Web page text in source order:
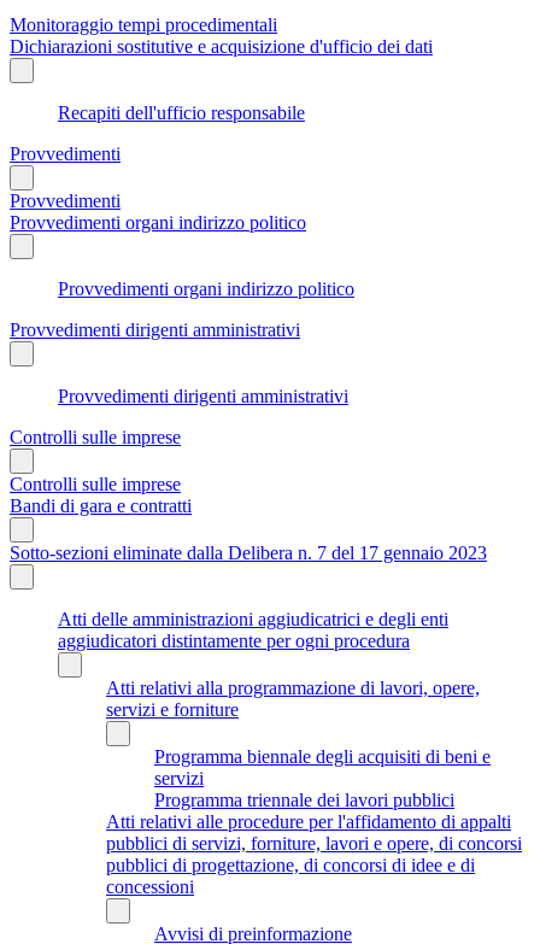
Monitoraggio tempi procedimentali
Dichiarazioni sostitutive e acquisizione d'ufficio dei dati
Recapiti dell'ufficio responsabile
Provvedimenti
Provvedimenti
Provvedimenti organi indirizzo politico
Provvedimenti organi indirizzo politico
Provvedimenti dirigenti amministrativi
Provvedimenti dirigenti amministrativi
Controlli sulle imprese
Controlli sulle imprese
Bandi di gara e contratti
Sotto-sezioni eliminate dalla Delibera n. 7 del 17 gennaio 2023
Atti delle amministrazioni aggiudicatrici e degli enti
aggiudicatori distintamente per ogni procedura
Atti relativi alla programmazione di lavori, opere,
servizi e forniture
Programma biennale degli acquisiti di beni e
servizi
Programma triennale dei lavori pubblici
Atti relativi alle procedure per l'affidamento di appalti
pubblici di servizi, forniture, lavori e opere, di concorsi
pubblici di progettazione, di concorsi di idee e di
concessioni
Avvisi di preinformazione